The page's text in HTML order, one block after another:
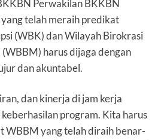
Perwakilan BKKBN
telah meraih predikat
(WBK) dan Wilayah Birokrasi
harus dijaga dengan
dan akuntabel.
dan kinerja di jam kerja
program. Kita harus
WBBM yang telah diraih benar-